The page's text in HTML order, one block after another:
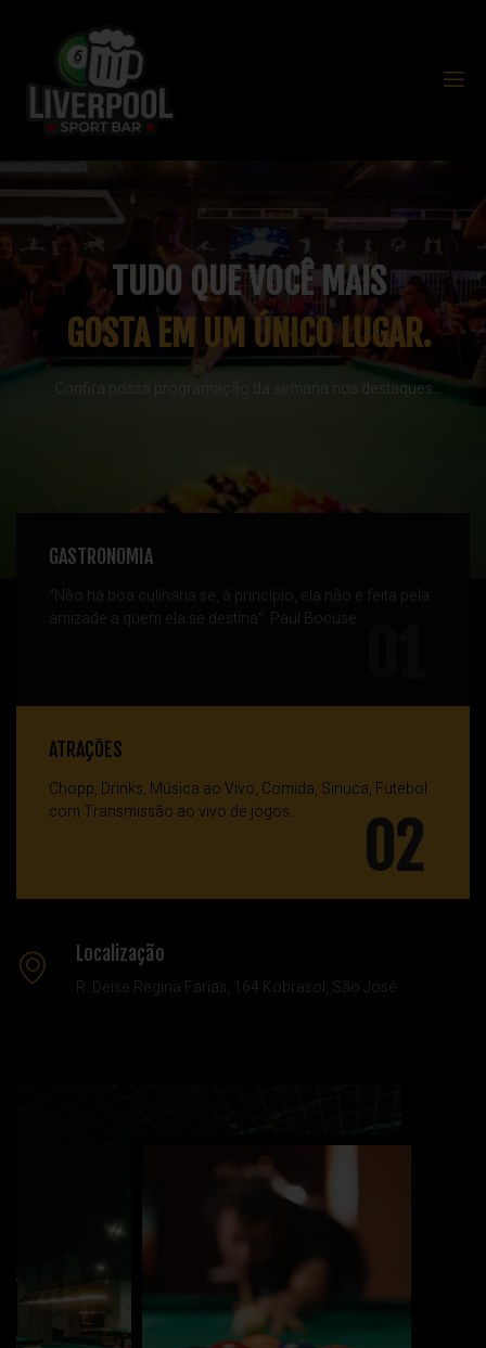
TUDO QUE VOCÊ MAIS
GOSTA EM UM ÚNICO LUGAR.
Confira nossa programação da semana nos destaques…
GASTRONOMIA
"Não há boa culinária se, à princípio, ela não é feita pela
amizade a quem ela se destina". Paul Bocuse
ATRAÇÕES
Chopp, Drinks, Música ao Vivo, Comida, Sinuca, Futebol
com Transmissão ao vivo de jogos.
02
Localização
R. Deise Regina Farias, 164 Kobrasol, São José